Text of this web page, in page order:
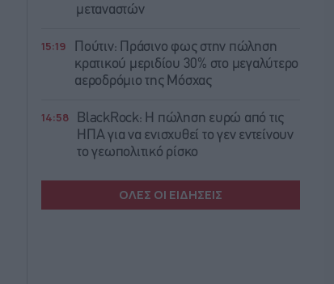
μεταναστών
15:19
Πούτιν: Πράσινο φως στην πώληση
κρατικού μεριδίου 30% στο μεγαλύτερο
αεροδρόμιο της Μόσχας
14:58
BlackRock: Η πώληση ευρώ από τις
ΗΠΑ για να ενισχυθεί το γεν εντείνουν
το γεωπολιτικό ρίσκο
ΟΛΕΣ ΟΙ ΕΙΔΗΣΕΙΣ